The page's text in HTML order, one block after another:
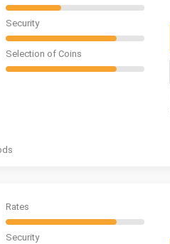
Security
Selection of Coins
Rates
Security